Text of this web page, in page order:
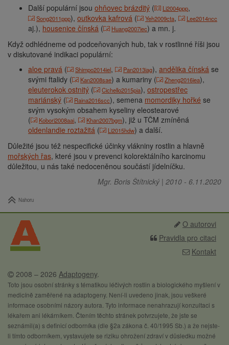
Další populární jsou ohňovec brázditý ( Li2004ppp,
Song2011ppp), outkovka kafrová ( Yeh2009cta, Lee2014ncc
aj.), housenice čínská ( Huang2007iec) a mn. j.
Když odhlédneme od podceňovaných hub, tak v rostlinné říši jsou
v diskutované indikaci populární:
aloe pravá ( Shimpo2014iel, Pan2013iag), andělika čínská se
svými ftalidy (
Kan2008sae) a kumariny ( Zheng2016iea),
eleuterokok ostnitý ( Cichello2015pia), ostropestřec
mariánský ( Raina2016scc), semena momordiky hořké se
svým vysokým obsahem kyseliny eleostearové
(
Kobori2008aai, Khan2007bgm), již u TČM zmíněná
oldenlandie roztažitá ( Li2015hdw) a další.
Důležité jsou též nespecifické účinky vlákniny rostlin a hlavně
mořských řas, které jsou v prevenci kolorektálního karcinomu
důležitou, u nás také nedoceněnou součástí jídelníčku.
Mgr. Boris Štítnický | 2010 - 6.11.2020
Nahoru
O autorovi
Pravidla pro citaci
Kontakt
2008 – 2026 Adaptogeny.
Toto jsou osobní stránky s tématikou léčivých rostlin a biologického myšlení v
medicíně zaměřené na adaptogeny. Není-li uvedeno jinak, jsou veškeré
informace osobními názory autora. Tyto informace nenahrazují konzultaci s
lékařem ani lékárníkem. Čtením těchto stránek potvrzujete, že jste se
seznámil(a) s definicí odborníka (dle §2a zákona č. 40/1995 Sb.) a že nejste-
li tímto odborníkem, vystavujete se riziku ohrožení zdraví v důsledku možné